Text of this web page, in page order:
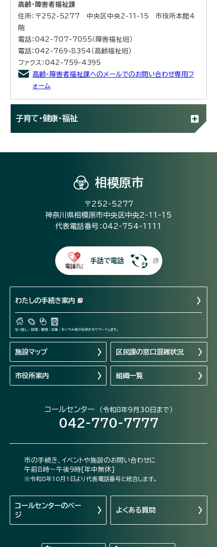
高齢・障害者福祉課
住所：〒252-5277 中央区中央2-11-15 市役所本館4
階
電話：042-707-7055（障害福祉班）
電話：042-769-8354（高齢福祉班）
ファクス：042-759-4395
高齢・障害者福祉課へのメールでのお問い合わせ専用フ
ォーム
子育て・健康・福祉
相模原市
〒252-5277
神奈川県相模原市中央区中央2-11-15
代表電話番号：042-754-1111
手話で電話
わたしの手続き案内
引っ越し / 結婚 / 離婚 / 出産 / おくやみ等の手続きをサポートします。
施設マップ 区民課の窓口混雑状況
市役所案内 組織一覧
コールセンター （令和8年9月30日まで）
042-770-7777
市の手続き、イベントや施設のお問い合わせに
午前8時～午後9時[年中無休]
※令和8年10月1日より代表電話番号と統合します。
コールセンターのペー
ジ
よくある質問